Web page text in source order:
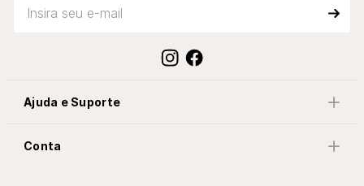
Ajuda e Suporte
Conta